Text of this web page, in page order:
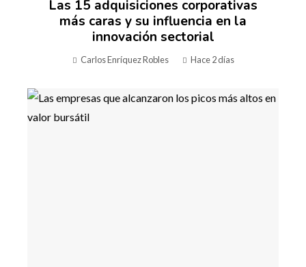
Las 15 adquisiciones corporativas
más caras y su influencia en la
innovación sectorial
Carlos Enríquez Robles Hace 2 días